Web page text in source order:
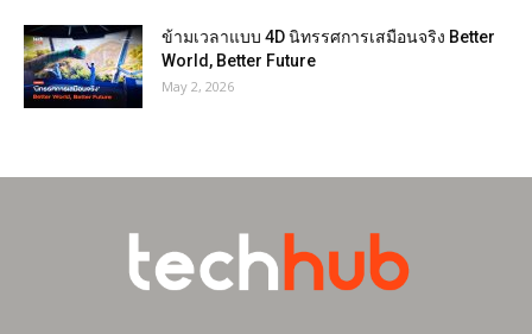
ข้ามเวลาแบบ 4D นิทรรศการเสมือนจริง Better
World, Better Future
May 2, 2026